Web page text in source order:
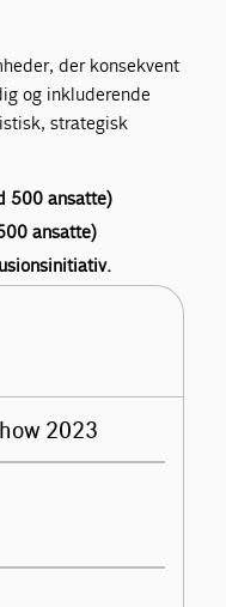
der konsekvent
og inkluderende
strategisk
500 ansatte)
ansatte)
2023